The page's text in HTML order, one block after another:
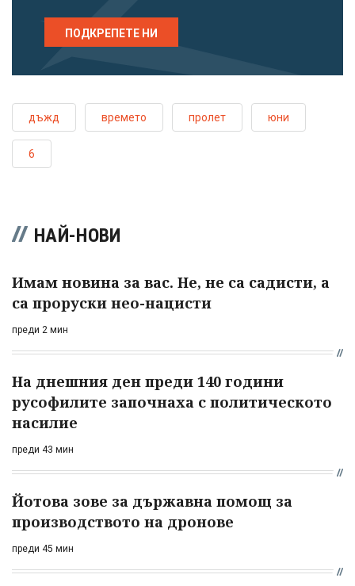
ПОДКРЕПЕТЕ НИ
дъжд времето пролет юни
6
НАЙ-НОВИ
Имам новина за вас. Не, не са садисти, а
са проруски нео-нацисти
преди 2 мин
На днешния ден преди 140 години
русофилите започнаха с политическото
насилие
преди 43 мин
Йотова зове за държавна помощ за
производството на дронове
преди 45 мин